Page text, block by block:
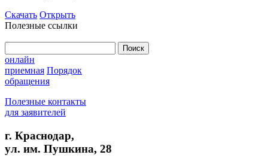
Скачать Открыть
Полезные ссылки
онлайн
приемная Порядок
обращения
Полезные контакты
для заявителей
г. Краснодар,
ул. им. Пушкина, 28